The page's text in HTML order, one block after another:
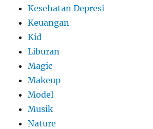
Kesehatan Depresi
Keuangan
Kid
Liburan
Magic
Makeup
Model
Musik
Nature